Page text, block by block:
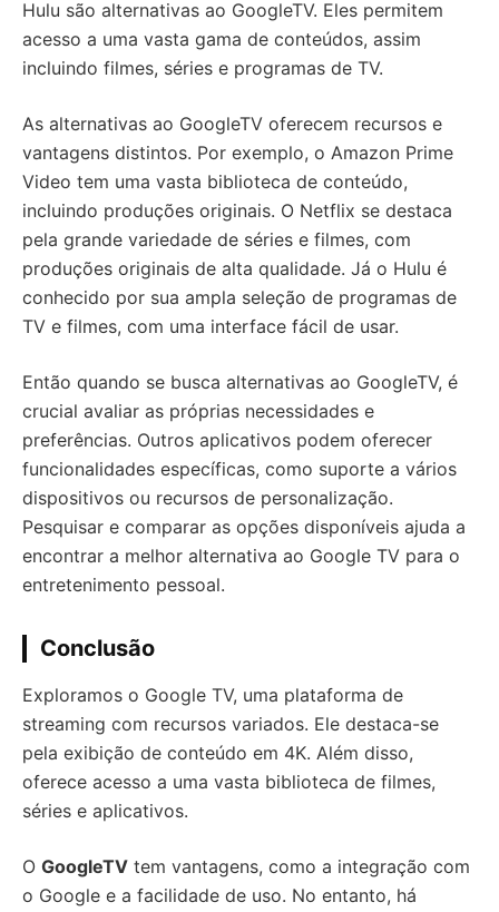
Hulu são alternativas ao GoogleTV. Eles permitem
acesso a uma vasta gama de conteúdos, assim
incluindo filmes, séries e programas de TV.
As alternativas ao GoogleTV oferecem recursos e
vantagens distintos. Por exemplo, o Amazon Prime
Video tem uma vasta biblioteca de conteúdo,
incluindo produções originais. O Netflix se destaca
pela grande variedade de séries e filmes, com
produções originais de alta qualidade. Já o Hulu é
conhecido por sua ampla seleção de programas de
TV e filmes, com uma interface fácil de usar.
Então quando se busca alternativas ao GoogleTV, é
crucial avaliar as próprias necessidades e
preferências. Outros aplicativos podem oferecer
funcionalidades específicas, como suporte a vários
dispositivos ou recursos de personalização.
Pesquisar e comparar as opções disponíveis ajuda a
encontrar a melhor alternativa ao Google TV para o
entretenimento pessoal.
Conclusão
Exploramos o Google TV, uma plataforma de
streaming com recursos variados. Ele destaca-se
pela exibição de conteúdo em 4K. Além disso,
oferece acesso a uma vasta biblioteca de filmes,
séries e aplicativos.
O GoogleTV tem vantagens, como a integração com
o Google e a facilidade de uso. No entanto, há